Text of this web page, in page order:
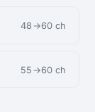
48→60 ch
55→60 ch